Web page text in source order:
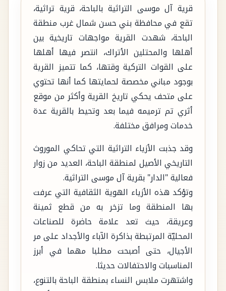
قرية آل موسى التراثية بالباحة، قرية تراثية،
تقع في محافظة بني حسن شمال غرب منطقة
الباحة، شهدت القرية مواجهات تاريخية بين
أهلها والمحتلين الأتراك، انتصر فيها أهلها
على القوات التركية وقتها، كما تتميز القرية
بوجود مباني مخصصة لحمايتها كما أنها تحتوي
على متحف يحكي تاريخ القرية وأكثر من موقع
أثري تم ترميمه فيما بعد وتحيط بالقرية عدة
خدمات ومرافق مختلفة.
وقد جذبت الأزياء التراثية التي تحاكي الموروث
التاريخي الأصيل لمنطقة الباحة، العديد من زوار
فعالية "الدار" بقرية آل موسى التراثية.
وتؤكد هذه الأزياء الهوية الثقافية التي عرفت
بها المنطقة وما تزخر به من قطع ثمينة
وعريقة، حيث تعد علامة حاضرة للصناعات
المحليّة المرتبطة بذاكرة الآباء والأجداد على مر
الأجيال، حتى أصبحت مطلبا مهما في أبرز
المناسبات والاحتفالات حديثا.
واشتهرت ملابس النساء بمنطقة الباحة بالتنوع،